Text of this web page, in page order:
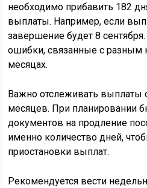
необходимо прибавить 182
выплаты. Например, если
завершение будет 8
ошибки, связанные с разным
месяцах.
Важно отслеживать выплаты
месяцев. При планировании
документов на продление
именно количество дней,
приостановки выплат.
Рекомендуется вести